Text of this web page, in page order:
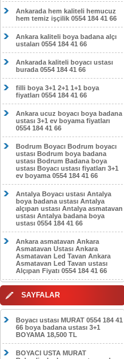
Ankarada hem kaliteli hemucuz
hem temiz işçilik 0554 184 41 66
Ankara kaliteli boya badana alçı
ustaları 0554 184 41 66
Ankarada kaliteli boyacı ustası
burada 0554 184 41 66
filli boya 3+1 2+1 1+1 boya
fiyatları 0554 184 41 66
Ankara ucuz boyacı boya badana
ustası 3+1 ev boyama fiyatları
0554 184 41 66
Bodrum Boyacı Bodrum boyacı
ustası Bodrum boya badana
ustası Bodrum Badana boya
ustası Boyacı ustası fiyatları 3+1
ev boyama 0554 184 41 66
Antalya Boyacı ustası Antalya
boya badana ustası Antalya
alçıpan ustası Antalya asmatavan
ustası Antalya badana boya
ustası 0554 184 41 66
Ankara asmatavan Ankara
Asmatavan Ustası Ankara
Asmatavan Led Tavan Ankara
Asmatavan Led Tavan ustası
Alçıpan Fiyatı 0554 184 41 66
SAYFALAR
Boyacı ustası MURAT 0554 184 41
66 boya badana ustası 3+1
BOYAMA 18,500 TL
BOYACI USTA MURAT